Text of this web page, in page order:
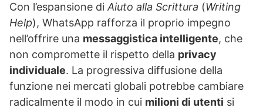
Con l’espansione diAiuto alla Scrittura (Writing
Help), WhatsApp rafforza il proprio impegno
nell’offrire una messaggistica intelligente, che
non compromette il rispetto della privacy
individuale. La progressiva diffusione della
funzione nei mercati globali potrebbe cambiare
radicalmente il modo in cui milioni di utenti si